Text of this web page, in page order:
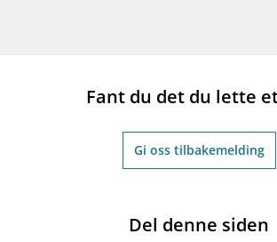
Fant du det du lette
Gi oss tilbakemelding
Del denne siden